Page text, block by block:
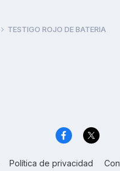
TESTIGO ROJO DE BATERIA
Política de privacidad